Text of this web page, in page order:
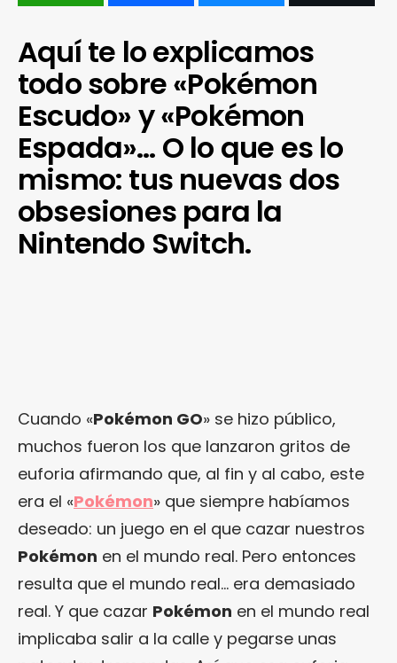
Aquí te lo explicamos
todo sobre «Pokémon
Escudo» y «Pokémon
Espada»… O lo que es lo
mismo: tus nuevas dos
obsesiones para la
Nintendo Switch.
Cuando «Pokémon GO» se hizo público,
muchos fueron los que lanzaron gritos de
euforia afirmando que, al fin y al cabo, este
era el «Pokémon» que siempre habíamos
deseado: un juego en el que cazar nuestros
Pokémon en el mundo real. Pero entonces
resulta que el mundo real… era demasiado
real. Y que cazar Pokémon en el mundo real
implicaba salir a la calle y pegarse unas